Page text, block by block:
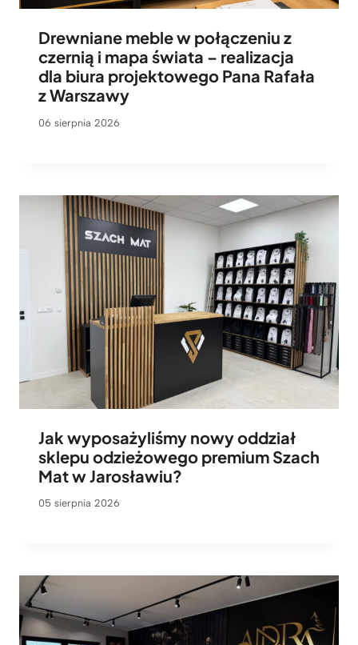
Drewniane meble w połączeniu z
czernią i mapa świata – realizacja
dla biura projektowego Pana Rafała
z Warszawy
06 sierpnia 2026
Jak wyposażyliśmy nowy oddział
sklepu odzieżowego premium Szach
Mat w Jarosławiu?
05 sierpnia 2026